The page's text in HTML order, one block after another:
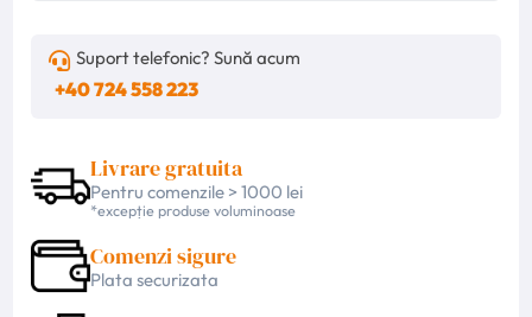
Suport telefonic? Sună acum
+40 724 558 223
Livrare gratuita
Pentru comenzile > 1000 lei
*excepție produse voluminoase
Comenzi sigure
Plata securizata